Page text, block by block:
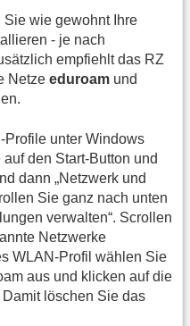
Sie wie gewohnt Ihre
- je nach
empfiehlt das RZ
Netze eduroam und
Profile unter Windows
den Start-Button und
dann „Netzwerk und
Sie ganz nach unten
verwalten“. Scrollen
Netzwerke
WLAN-Profil wählen Sie
aus und klicken auf die
Damit löschen Sie das